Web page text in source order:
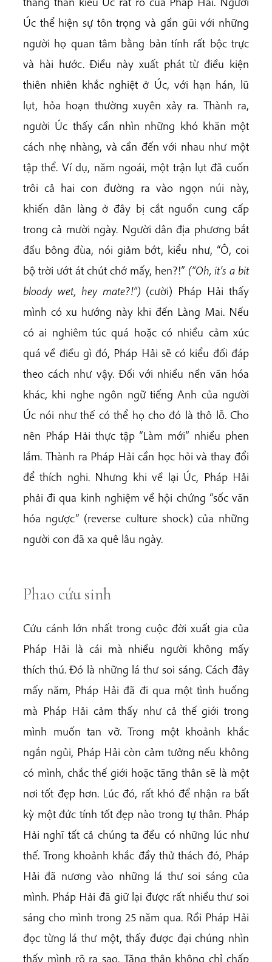
Úc thể hiện sự tôn trọng và gần gũi với những
người họ quan tâm bằng bản tính rất bộc trực
và hài hước. Điều này xuất phát từ điều kiện
thiên nhiên khắc nghiệt ở Úc, với hạn hán, lũ
lụt, hỏa hoạn thường xuyên xảy ra. Thành ra,
người Úc thấy cần nhìn những khó khăn một
cách nhẹ nhàng, và cần đến với nhau như một
tập thể. Ví dụ, năm ngoái, một trận lụt đã cuốn
trôi cả hai con đường ra vào ngọn núi này,
khiến dân làng ở đây bị cắt nguồn cung cấp
trong cả mười ngày. Người dân địa phương bắt
đầu bông đùa, nói giảm bớt, kiểu như, “Ô, coi
bộ trời ướt át chút chớ mấy, hen?!” (“Oh, it’s a bit
bloody wet, hey mate?!”) (cười) Pháp Hải thấy
mình có xu hướng này khi đến Làng Mai. Nếu
có ai nghiêm túc quá hoặc có nhiều cảm xúc
quá về điều gì đó, Pháp Hải sẽ có kiểu đối đáp
theo cách như vậy. Đối với nhiều nền văn hóa
khác, khi nghe ngôn ngữ tiếng Anh của người
Úc nói như thế có thể họ cho đó là thô lỗ. Cho
nên Pháp Hải thực tập “Làm mới” nhiều phen
lắm. Thành ra Pháp Hải cần học hỏi và thay đổi
để thích nghi. Nhưng khi về lại Úc, Pháp Hải
phải đi qua kinh nghiệm về hội chứng “sốc văn
hóa ngược” (reverse culture shock) của những
người con đã xa quê lâu ngày.
Phao cứu sinh
Cứu cánh lớn nhất trong cuộc đời xuất gia của
Pháp Hải là cái mà nhiều người không mấy
thích thú. Đó là những lá thư soi sáng. Cách đây
mấy năm, Pháp Hải đã đi qua một tình huống
mà Pháp Hải cảm thấy như cả thế giới trong
mình muốn tan vỡ. Trong một khoảnh khắc
ngắn ngủi, Pháp Hải còn cảm tưởng nếu không
có mình, chắc thế giới hoặc tăng thân sẽ là một
nơi tốt đẹp hơn. Lúc đó, rất khó để nhận ra bất
kỳ một đức tính tốt đẹp nào trong tự thân. Pháp
Hải nghĩ tất cả chúng ta đều có những lúc như
thế. Trong khoảnh khắc đầy thử thách đó, Pháp
Hải đã nương vào những lá thư soi sáng của
mình. Pháp Hải đã giữ lại được rất nhiều thư soi
sáng cho mình trong 25 năm qua. Rồi Pháp Hải
đọc từng lá thư một, thấy được đại chúng nhìn
thấy mình rõ ra sao. Tăng thân không chỉ chấp